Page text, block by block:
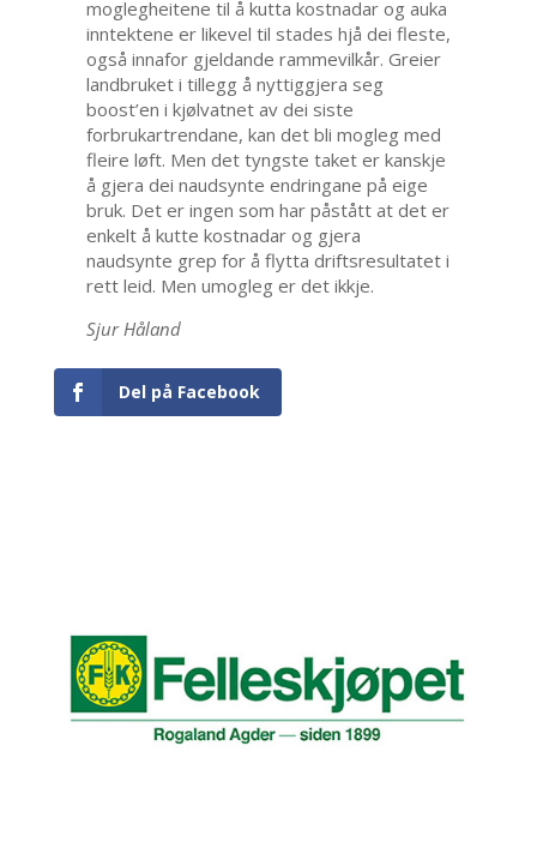
moglegheitene til å kutta kostnadar og auka
inntektene er likevel til stades hjå dei fleste,
også innafor gjeldande rammevilkår. Greier
landbruket i tillegg å nyttiggjera seg
boost’en i kjølvatnet av dei siste
forbrukartrendane, kan det bli mogleg med
fleire løft. Men det tyngste taket er kanskje
å gjera dei naudsynte endringane på eige
bruk. Det er ingen som har påstått at det er
enkelt å kutte kostnadar og gjera
naudsynte grep for å flytta driftsresultatet i
rett leid. Men umogleg er det ikkje.
Sjur Håland
Del på Facebook